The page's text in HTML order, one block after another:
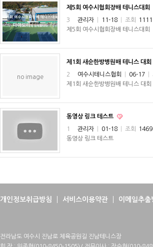
제5회 여수시협회장배 테니스대회
3 관리자 11-18 조회
1111
제5회 여수시협회장배 테니스대회
no image
제1회 새순한방병원배 테니스 대회
2 여수시테니스협회 06-17
제1회 새순한방병원배 테니스 대회
동영상 링크 테스트
1 관리자 01-18 조회
1469
동영상 링크 테스트
개인정보취급방침 서비스이용약관 이메일추출
전라남도 여수시 진남로 체육공원길 진남테니스장